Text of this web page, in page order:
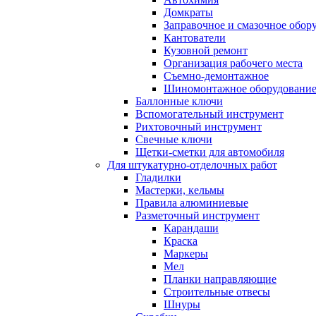
Домкраты
Заправочное и смазочное
Кантователи
Кузовной ремонт
Организация рабочего места
Съемно-демонтажное
Шиномонтажное оборудование
Баллонные ключи
Вспомогательный инструмент
Рихтовочный инструмент
Свечные ключи
Щетки-сметки для автомобиля
Для штукатурно-отделочных работ
Гладилки
Мастерки, кельмы
Правила алюминиевые
Разметочный инструмент
Карандаши
Краска
Маркеры
Мел
Планки направляющие
Строительные отвесы
Шнуры